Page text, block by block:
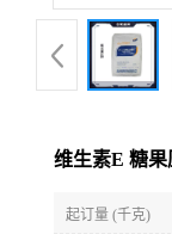
维生素E 糖果
起订量 (千克)